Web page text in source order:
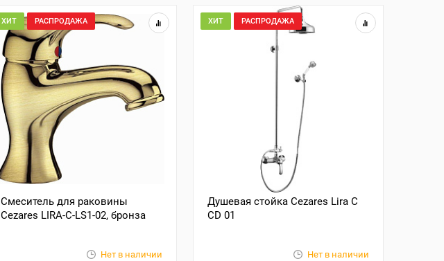
ХИТ РАСПРОДАЖА
Смеситель для раковины
Cezares LIRA-C-LS1-02, бронза
Нет в наличии
ХИТ РАСПРОДАЖА
Душевая стойка Cezares Lira C
CD 01
Нет в наличии